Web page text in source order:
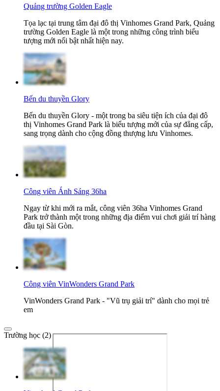
Quảng trường Golden Eagle
Tọa lạc tại trung tâm đại đô thị Vinhomes Grand Park, Quảng
trường Golden Eagle là một trong những công trình biểu
tượng mới nổi bật nhất hiện nay.
Bến du thuyền Glory
Bến du thuyền Glory - một trong ba siêu tiện ích của đại đô
thị Vinhomes Grand Park là biểu tượng mới của sự đẳng cấp,
sang trọng dành cho cộng đồng thượng lưu Vinhomes.
Công viên Ánh Sáng 36ha
Ngay từ khi mới ra mắt, công viên 36ha Vinhomes Grand
Park trở thành một trong những địa điểm vui chơi giải trí hàng
đầu tại Sài Gòn.
Công viên VinWonders Grand Park
VinWonders Grand Park - "Vũ trụ giải trí" dành cho mọi trẻ
em
Trường học (2)